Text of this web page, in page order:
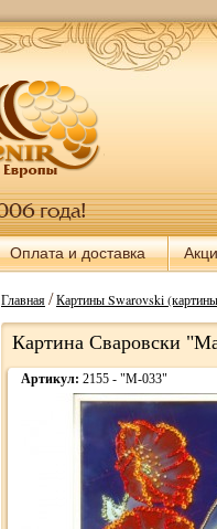
Оплата и доставка
Главная/Картины Swarovski
Картина Сваровски
Артикул: 2155 - "М-033"